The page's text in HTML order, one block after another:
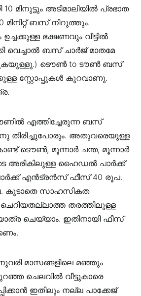
മിനുട്ടും അടിമാലിയിൽ പ്രഭാത
മിനിറ്റ് ബസ് നിറുത്തും.
ഭക്ഷണവും വീട്ടിൽ
വെച്ചാൽ ബസ് ചാർജ് മാതമേ
ടൌൺ to ടൗൺ ബസ്
സ്റ്റോപ്പുകൾ കുറവാണു.
എത്തിച്ചേരുന്ന ബസ്
നു തിരിച്ചുപോരും. അതുവരെയുള്ള
ടൌൺ, മൂന്നാർ ചന്ത, മൂന്നാർ
അരികിലുള്ള ഹൈഡൽ പാർക്ക്
എൻട്രൻസ് ഫീസ് 40 രൂപ.
കൂടാതെ സാഹസികത
ചെറിയതല്ലാത്ത തരത്തിലുള്ള
ചെയ്യാം. ഇതിനായി ഫീസ്‌
മാസങ്ങളിലെ മഞ്ഞും
ചെലവിൽ വീട്ടുകാരെ
ഇതിലും നല്ല പാക്കേജ്